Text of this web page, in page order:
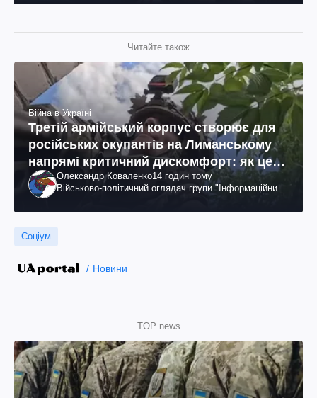
Читайте також
Війна в Україні
Третій армійський корпус створює для
російських окупантів на Лиманському
напрямі критичний дискомфорт: як це
вдалосяОлександр Коваленко14 годин тому
Військово-політичний оглядач групи "Інформаційний
Соціум
Новини
TOP news